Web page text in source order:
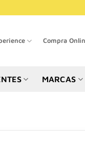
Compra
MARCAS